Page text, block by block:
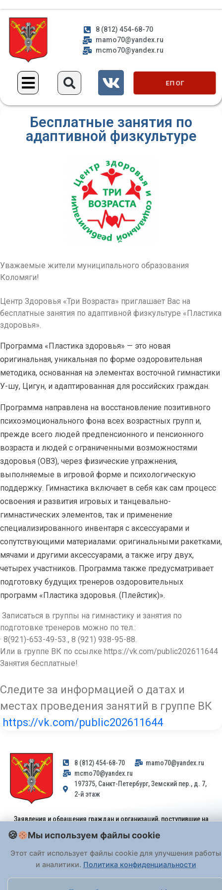
8 (812) 454-68-70
mamo70@yandex.ru
mcmo70@yandex.ru
ЕП ОГ
Бесплатные занятия по
адаптивной физкультуре
Уважаемые жители муниципального образования
Коломяги!
Центр Здоровья «Три Возраста» приглашает Вас на
бесплатные занятия по адаптивной физкультуре «Пластика
здоровья».
Программа «Пластика здоровья» — это новая
оригинальная, уникальная по форме оздоровительная
методика, основанная на элементах восточной гимнастики
У-шу, Цигун, и адаптированная для российских граждан.
Программа направлена на восстановление позитивного
психоэмоционального фона всех возрастных групп и,
прежде всего людей предпенсионного и пенсионного
возраста и людей с ограниченными возможностями
здоровья (ОВЗ), через физические упражнения,
выполняемые в игровой форме и психологическую
поддержку. Гимнастика включает в себя как сам процесс
освоения и развития игровых и танцевально-
гимнастических элементов, так и применение
специализированного инвентаря с аксессуарами и
сопутствующими материалами: оригинальными ракетками,
мячами и другими аксессуарами, а также игру двух,
четырех участников. Программа также предусматривает
подготовку будущих тренеров оздоровительных
программ «Пластика здоровья. (Плейстик)».
Записаться в группы на гимнастику и занятия по
подготовке тренеров можно по тел.:
· 8(921)-653-49-53., 8 (921) 938-95-88.
Или в группе ВК по ссылке https://vk.com/public202611644
Занятия бесплатные!
Следите за информацией о датах и
местах проведения занятий в группе ВК
https://vk.com/public202611644
8 (812) 454-68-70
mamo70@yandex.ru
mcmo70@yandex.ru
197375, Санкт-Петербург, Земский пер., д. 7,
2-й этаж
Заявления и обращения граждан и организаций, поступившие на
Федерального закона от 02.05.2006 № 59-ФЗ. Обращения
принимаются только: по почте, черезпортал «Госуслуги» (ЕПГУ)
или лично при предъявлении паспорта.
Мы используем файлы cookie
Этот сайт использует файлы cookie для улучшения работы
и аналитики. Политика конфиденциальности